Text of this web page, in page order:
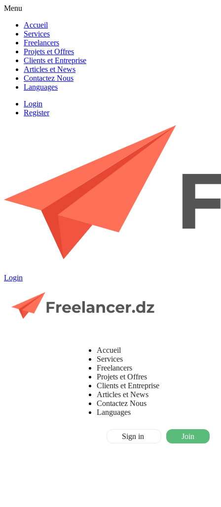
Menu
Accueil
Services
Freelancers
Projets et Offres
Clients et Entreprise
Articles et News
Contactez Nous
Languages
Login
Register
Login
Accueil
Services
Freelancers
Projets et Offres
Clients et Entreprise
Articles et News
Contactez Nous
Languages
Sign in Join